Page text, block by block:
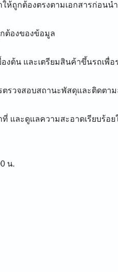
ห้ถูกต้องตรงตามเอกสารก่อนนำ
ต้องของข้อมูล
งต้น และเตรียมสินค้าขึ้นรถเพื่อ
รวจสอบสถานะพัสดุและติดตา
ที่ และดูแลความสะอาดเรียบร้อ
น.